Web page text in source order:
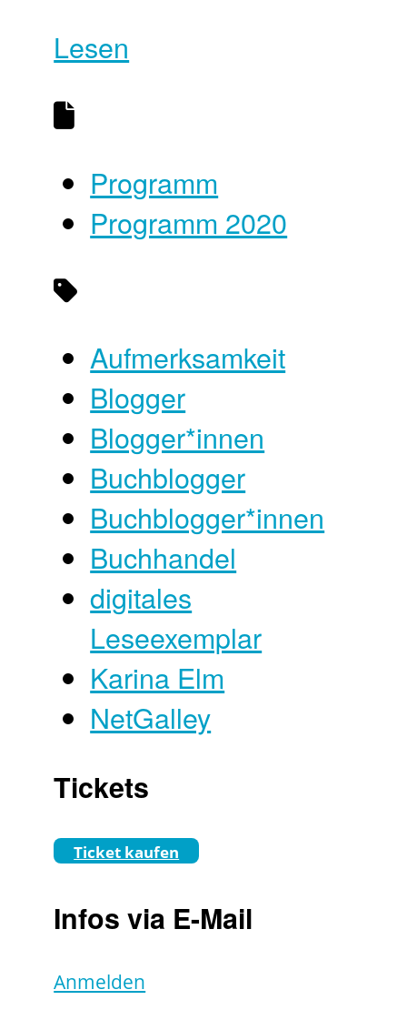
Lesen
Programm
Programm 2020
Aufmerksamkeit
Blogger
Blogger*innen
Buchblogger
Buchblogger*innen
Buchhandel
digitales
Leseexemplar
Karina Elm
NetGalley
Tickets
Ticket kaufen
Infos via E-Mail
Anmelden